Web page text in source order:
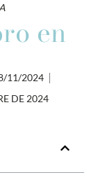
en
11/2024
DE 2024